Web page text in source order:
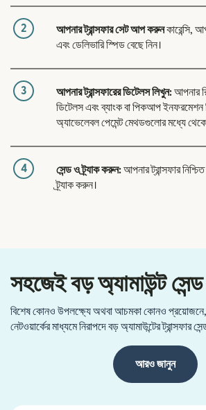
2 আপনার ট্রান্সফার সেট আপ করুনকারেন্সি,
এবং ডেলিভারি স্পিড বেছে নিন।
3 আপনার ট্রান্সফারের ডিটেলস লিখুন:আপনার
ডিটেলস এবং ব্যাংক বা পিকআপ ইনফরমেশন
অ্যাভেলেবল পেমেন্ট মেথডগুলোর মধ্যে
4 সেন্ড ও ট্র্যাক করুন:আপনার ট্রান্সফার
ট্র্যাক করুন।
সহজেই বড় অ্যামাউন্ট
বিশেষ কোনও উপলক্ষ্যে অথবা আচমকা কোনও
নেটওয়ার্কের মাধ্যমে নিরাপদে বড় অ্যামাউন্টের ট্রান্সফার
আরও জানুন